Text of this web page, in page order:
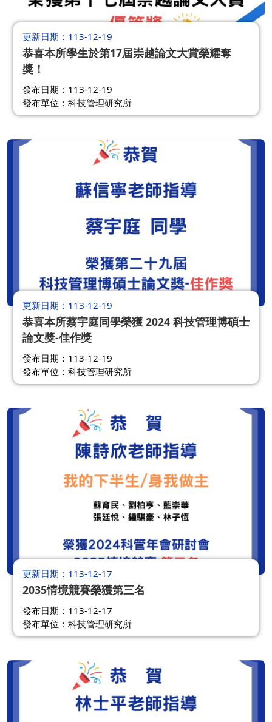
更新日期 113-12-19
恭喜本所學生於第17屆崇越論文大賞榮耀奪
獎！
發布日期：113-12-19
發布單位：科技管理研究所
更新日期 113-12-19
恭喜本所蔡宇庭同學榮獲 2024 科技管理博碩士
論文獎-佳作獎
發布日期：113-12-19
發布單位：科技管理研究所
更新日期 113-12-17
2035情境競賽榮獲第三名
發布日期：113-12-17
發布單位：科技管理研究所